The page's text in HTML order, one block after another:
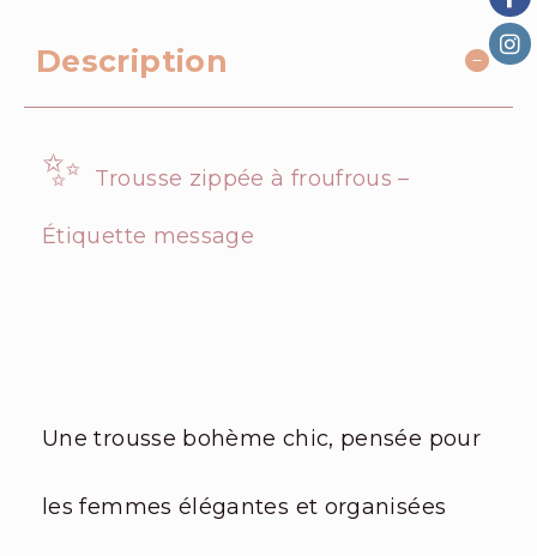
Description
✨ Trousse zippée à froufrous –
Étiquette message
Une trousse bohème chic, pensée pour
les femmes élégantes et organisées